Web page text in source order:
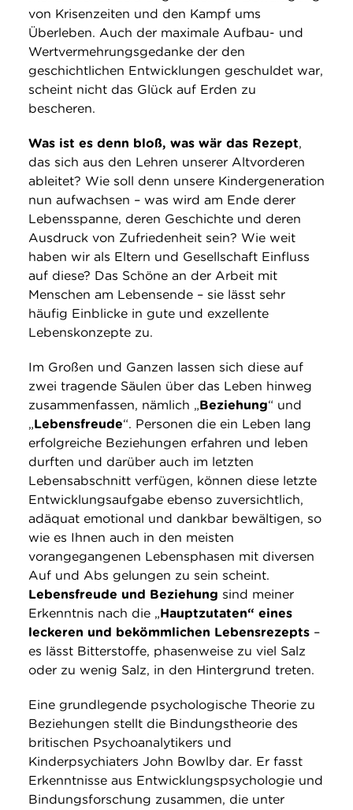
von Krisenzeiten und den Kampf ums
Überleben. Auch der maximale Aufbau- und
Wertvermehrungsgedanke der den
geschichtlichen Entwicklungen geschuldet war,
scheint nicht das Glück auf Erden zu
bescheren.
Was ist es denn bloß, was wär das Rezept,
das sich aus den Lehren unserer Altvorderen
ableitet? Wie soll denn unsere Kindergeneration
nun aufwachsen – was wird am Ende derer
Lebensspanne, deren Geschichte und deren
Ausdruck von Zufriedenheit sein? Wie weit
haben wir als Eltern und Gesellschaft Einfluss
auf diese? Das Schöne an der Arbeit mit
Menschen am Lebensende – sie lässt sehr
häufig Einblicke in gute und exzellente
Lebenskonzepte zu.
Im Großen und Ganzen lassen sich diese auf
zwei tragende Säulen über das Leben hinweg
zusammenfassen, nämlich „Beziehung“ und
„Lebensfreude“. Personen die ein Leben lang
erfolgreiche Beziehungen erfahren und leben
durften und darüber auch im letzten
Lebensabschnitt verfügen, können diese letzte
Entwicklungsaufgabe ebenso zuversichtlich,
adäquat emotional und dankbar bewältigen, so
wie es Ihnen auch in den meisten
vorangegangenen Lebensphasen mit diversen
Auf und Abs gelungen zu sein scheint.
Lebensfreude und Beziehung sind meiner
Erkenntnis nach die „Hauptzutaten“ eines
leckeren und bekömmlichen Lebensrezepts –
es lässt Bitterstoffe, phasenweise zu viel Salz
oder zu wenig Salz, in den Hintergrund treten.
Eine grundlegende psychologische Theorie zu
Beziehungen stellt die Bindungstheorie des
britischen Psychoanalytikers und
Kinderpsychiaters John Bowlby dar. Er fasst
Erkenntnisse aus Entwicklungspsychologie und
Bindungsforschung zusammen, die unter